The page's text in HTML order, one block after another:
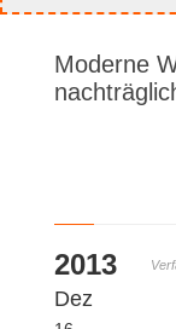
Moderne
2013
Dez